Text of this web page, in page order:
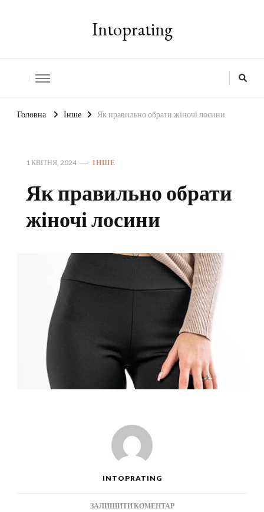
Intoprating
Головна Інше Як правильно обрати жіночі лосини
1 КВІТНЯ, 2024 ІНШЕ
Як правильно обрати
жіночі лосини
INTOPRATING
ЗАЛИШИТИ КОМЕНТАРДО